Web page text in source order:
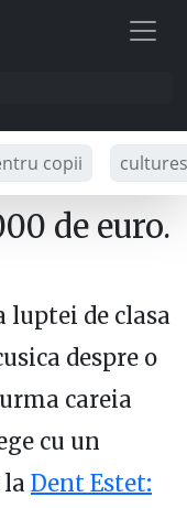
copii
de euro.
luptei de clasa
despre o
careia
cu un
la Dent Estet: